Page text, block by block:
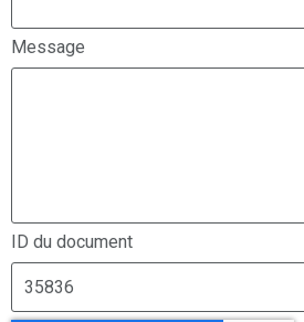
Message
ID du document